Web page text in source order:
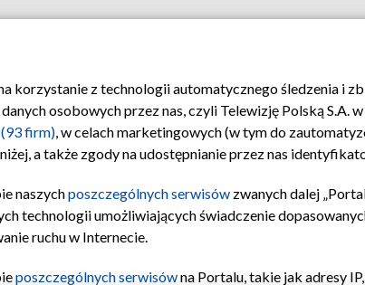
prywatności Moje zgody Pomoc
korzystanie z technologii automatycznego śledzenia i
osobowych przez nas, czyli Telewizję Polską S.A.
firm), w celach marketingowych (w tym do
a także zgody na udostępnianie przez nas
naszychposzczególnych serwisów zwanych dalej
technologii umożliwiających świadczenie
ruchu w Internecie.
poszczególnych serwisówna Portalu, takie jak adresy